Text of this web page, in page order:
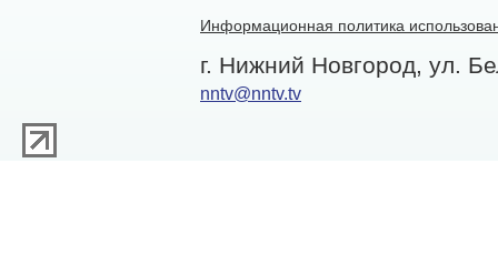
Информационная политика
г. Нижний Новгород, ул.
nntv@nntv.tv